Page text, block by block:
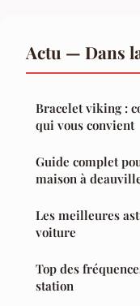
Actu — Dans
Bracelet viking :
qui vous convient
Guide complet
maison à
Les meilleures
voiture
Top des
station